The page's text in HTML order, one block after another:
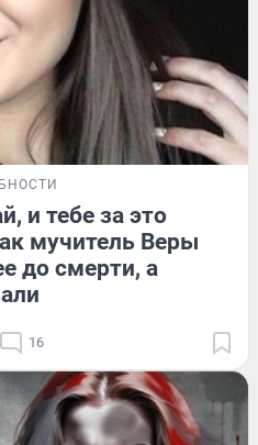
и тебе за это
мучитель Веры
до смерти, а
16